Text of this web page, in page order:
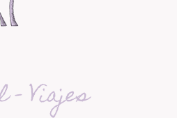
- Viajes